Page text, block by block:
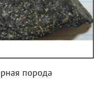
порода